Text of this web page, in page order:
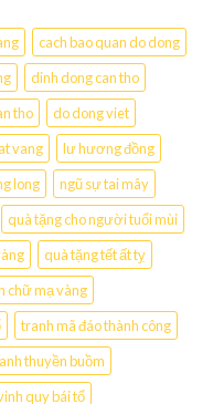
cach bao quan do dong
dinh dong can tho
tho
do dong viet
vang
lư hương đồng
long
ngũ sự tai mây
quà tặng cho người tuổi mùi
quà tặng tết ất tỵ
chữ mạ vàng
tranh mã đáo thành công
thuyền buồm
quy bái tổ